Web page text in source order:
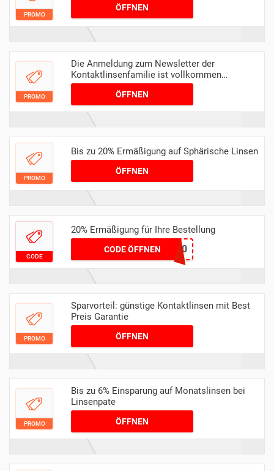
PROMO
ÖFFNEN
PROMO
Die Anmeldung zum Newsletter der
Kontaktlinsenfamilie ist vollkommen
kostenlos für dich. finden Sie deinen 5%
Willkommensgutschein und finden Sie
exklusive Vorteile durch Rabattaktionen. Lass
dir das
ÖFFNEN
PROMO
Bis zu 20% Ermäßigung auf Sphärische Linsen
ÖFFNEN
CODE
20% Ermäßigung für Ihre Bestellung
CODE ÖFFNENPromo20
PROMO
Sparvorteil: günstige Kontaktlinsen mit Best
Preis Garantie
ÖFFNEN
PROMO
Bis zu 6% Einsparung auf Monatslinsen bei
Linsenpate
ÖFFNEN